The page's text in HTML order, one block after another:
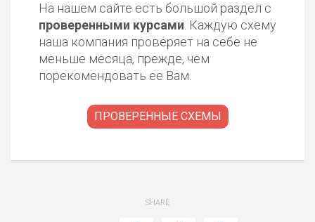
На нашем сайте есть большой раздел с
проверенными курсами . Каждую схему
наша компания проверяет на себе не
меньше месяца, прежде, чем
порекомендовать ее Вам.
ПРОВЕРЕННЫЕ СХЕМЫ
SHARE